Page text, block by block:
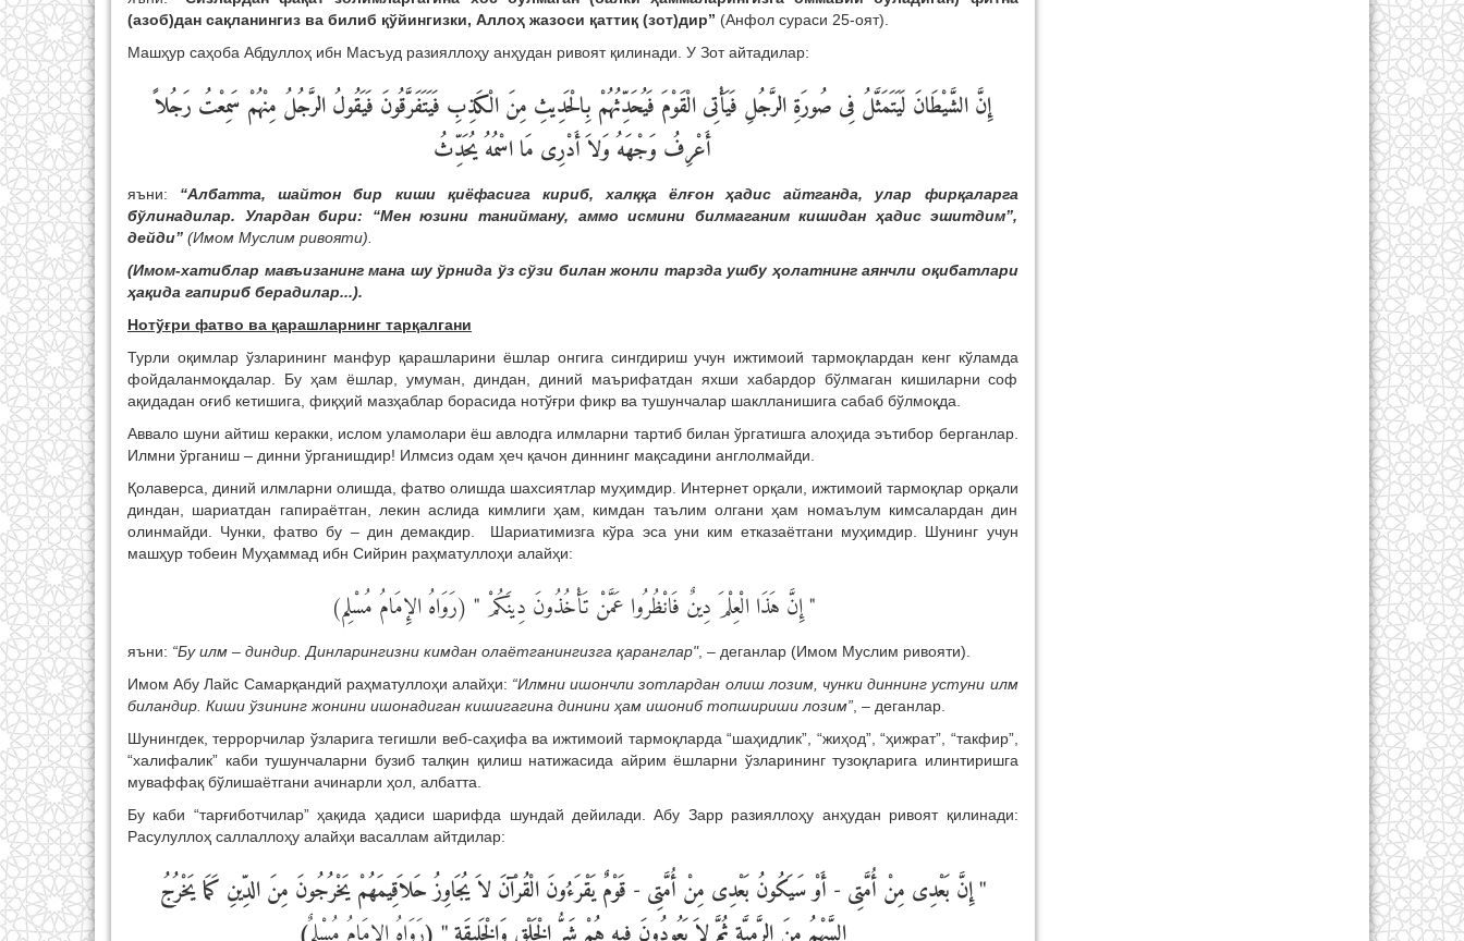
(азоб)дан сақланингиз ва билиб қўйингизки, Аллоҳ жазоси қаттиқ (зот)дир” (Анфол сураси 25-оят).
Машҳур саҳоба Абдуллоҳ ибн Масъуд разияллоҳу анҳудан ривоят қилинади. У Зот айтадилар:
إِنَّ الشَّيْطَانَ لَيَتَمَثَّلُ فِى صُورَةِ الرَّجُلِ فَيَأْتِى الْقَوْمَ فَيُحَدِّثُهُمْ بِالْحَدِيثِ مِنَ الْكَذِبِ فَيَتَفَرَّقُونَ فَيَقُولُ الرَّجُلُ مِنْهُمْ سَمِعْتُ رَجُلاً
أَعْرِفُ وَجْهَهُ وَلاَ أَدْرِى مَا اسْمُهُ يُحَدِّثُ
яъни: “Албатта, шайтон бир киши қиёфасига кириб, халққа ёлғон ҳадис айтганда, улар фирқаларга
бўлинадилар. Улардан бири: “Мен юзини танийману, аммо исмини билмаганим кишидан ҳадис эшитдим”,
дейди” (Имом Муслим ривояти).
(Имом-хатиблар мавъизанинг мана шу ўрнида ўз сўзи билан жонли тарзда ушбу ҳолатнинг аянчли оқибатлари
ҳақида гапириб берадилар...).
Нотўғри фатво ва қарашларнинг тарқалгани
Турли оқимлар ўзларининг манфур қарашларини ёшлар онгига сингдириш учун ижтимоий тармоқлардан кенг кўламда
фойдаланмоқдалар. Бу ҳам ёшлар, умуман, диндан, диний маърифатдан яхши хабардор бўлмаган кишиларни соф
ақидадан оғиб кетишига, фиқҳий мазҳаблар борасида нотўғри фикр ва тушунчалар шаклланишига сабаб бўлмоқда.
Аввало шуни айтиш керакки, ислом уламолари ёш авлодга илмларни тартиб билан ўргатишга алоҳида эътибор берганлар.
Илмни ўрганиш – динни ўрганишдир! Илмсиз одам ҳеч қачон диннинг мақсадини англолмайди.
Қолаверса, диний илмларни олишда, фатво олишда шахсиятлар муҳимдир. Интернет орқали, ижтимоий тармоқлар орқали
диндан, шариатдан гапираётган, лекин аслида кимлиги ҳам, кимдан таълим олгани ҳам номаълум кимсалардан дин
олинмайди. Чунки, фатво бу – дин демакдир. Шариатимизга кўра эса уни ким етказаётгани муҳимдир. Шунинг учун
машҳур тобеин Муҳаммад ибн Сийрин раҳматуллоҳи алайҳи:
" إِنَّ هَذَا الْعِلْمَ دِينٌ فَانْظُرُوا عَمَّنْ تَأْخُذُونَ دِينَكُمْ " (رَوَاهُ الإِمَامُ مُسْلِم)
яъни: “Бу илм – диндир. Динларингизни кимдан олаётганингизга қаранглар", – деганлар (Имом Муслим ривояти).
Имом Абу Лайс Самарқандий раҳматуллоҳи алайҳи: “Илмни ишончли зотлардан олиш лозим, чунки диннинг устуни илм
биландир. Киши ўзининг жонини ишонадиган кишигагина динини ҳам ишониб топшириши лозим” , – деганлар.
Шунингдек, террорчилар ўзларига тегишли веб-саҳифа ва ижтимоий тармоқларда “шаҳидлик”, “жиҳод”, “ҳижрат”, “такфир”,
“халифалик” каби тушунчаларни бузиб талқин қилиш натижасида айрим ёшларни ўзларининг тузоқларига илинтиришга
муваффақ бўлишаётгани ачинарли ҳол, албатта.
Бу каби “тарғиботчилар” ҳақида ҳадиси шарифда шундай дейилади. Абу Зарр разияллоҳу анҳудан ривоят қилинади:
Расулуллоҳ саллаллоҳу алайҳи васаллам айтдилар:
" إِنَّ بَعْدِى مِنْ أُمَّتِى - أَوْ سَيَكُونُ بَعْدِى مِنْ أُمَّتِى - قَوْمٌ يَقْرَءُونَ الْقُرْآنَ لاَ يُجَاوِزُ حَلاَقِيمَهُمْ يَخْرُجُونَ مِنَ الدِّينِ كَمَا يَخْرُجُ